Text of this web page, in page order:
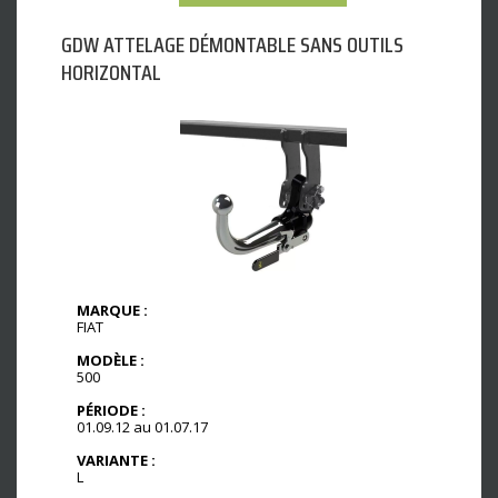
GDW ATTELAGE DÉMONTABLE SANS OUTILS
HORIZONTAL
MARQUE :
FIAT
MODÈLE :
500
PÉRIODE :
01.09.12 au 01.07.17
VARIANTE :
L